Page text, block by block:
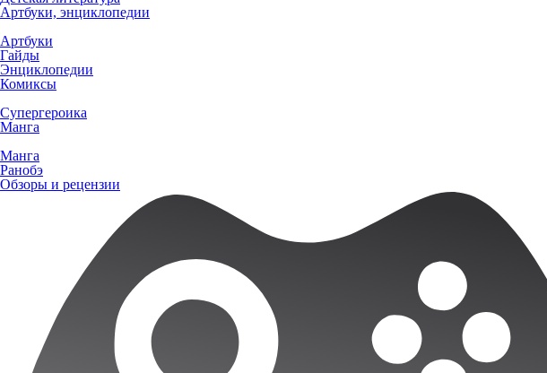
Артбуки, энциклопедии
Артбуки
Гайды
Энциклопедии
Комиксы
Супергероика
Манга
Манга
Ранобэ
Обзоры и рецензии